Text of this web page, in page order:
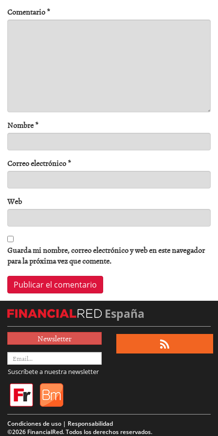
Comentario*
Nombre*
Correo electrónico*
Web
Guarda mi nombre, correo electrónico y web en este navegador
para la próxima vez que comente.
España
Newsletter
Suscríbete a nuestra newsletter
Condiciones de uso | Responsabilidad
©2026 FinancialRed. Todos los derechos reservados.